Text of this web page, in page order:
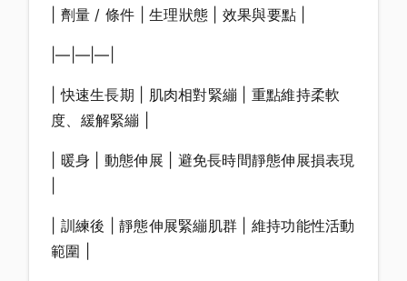
| 劑量 / 條件 | 生理狀態 | 效果與要點 |
|—|—|—|
| 快速生長期 | 肌肉相對緊繃 | 重點維持柔軟
度、緩解緊繃 |
| 暖身 | 動態伸展 | 避免長時間靜態伸展損表現
| 訓練後 | 靜態伸展緊繃肌群 | 維持功能性活動
範圍 |